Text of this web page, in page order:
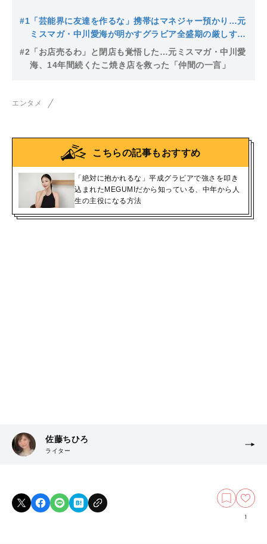
#1 「芸能界に友達を作るな」携帯はマネジャー預かり…元
ミスマガ・中川愛海が明かすグラビア全盛期の厳しすぎ
るルール
#2 「お店売るわ」と閉店も覚悟した…元ミスマガ・中川愛
海、14年間続くたこ焼き店を救った「仲間の一言」
エンタメ
こちらの記事もおすすめ
「絶対に抱かれるな」平成グラビアで強さを叩き
込まれたMEGUMIだから知っている、中年から人
生の主役になる方法
佐藤ちひろ
ライター
1